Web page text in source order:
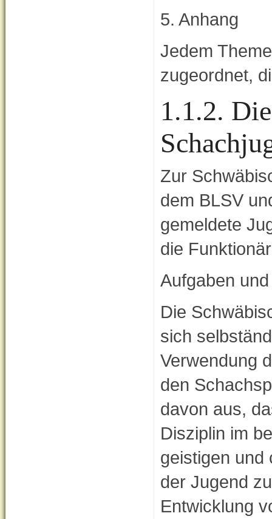
5. Anhang
Jedem
zugeordnet,
1.1.2.
Zur
dem BLSV
gemeldete
die
Aufgaben
Die
sich
Verwendung
den
davon aus,
Disziplin im
geistigen und
der Jugend
Entwicklung